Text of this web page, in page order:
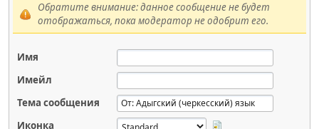
Обратите внимание: данное сообщение не будет
отображаться, пока модератор не одобрит его.
Имя
Имейл
Тема сообщения
Иконка